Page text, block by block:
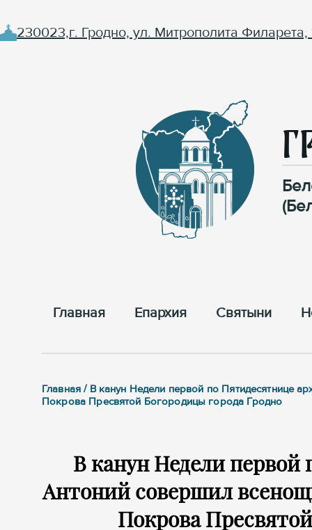
230023,г. Гродно, ул. Митрополита Филарета,
Главная Епархия Cвятыни
Главная / В канун Недели первой по Пятидесятнице
Покрова Пресвятой Богородицы города Гродно
В канун Недели
Антоний совершил
Покрова